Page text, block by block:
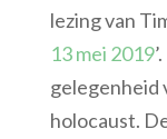
lezing van
13 mei 2019
gelegenheid
holocaust.